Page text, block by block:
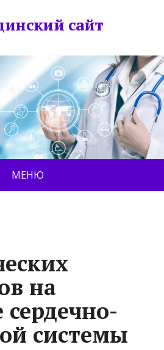
сайт
МЕНЮ
на
сердечно-
системы